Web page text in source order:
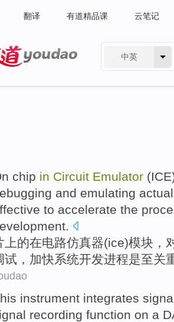
翻译 有道精品课 云笔记
中英
chip in Circuit Emulator (ICE
and emulating
to accelerate the
上的在电路仿真器(ice)模块 ，
试 ， 加快系统开发进程是至关
instrument integrates
recording function on a